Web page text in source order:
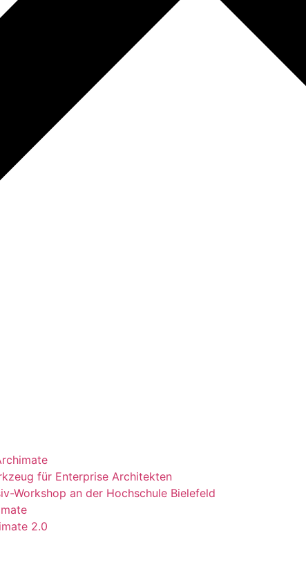
für Enterprise Architekten
Workshop an der Hochschule Bielefeld
2.0